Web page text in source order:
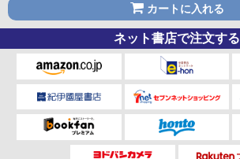
カートに入れる
ネット書店で注文する